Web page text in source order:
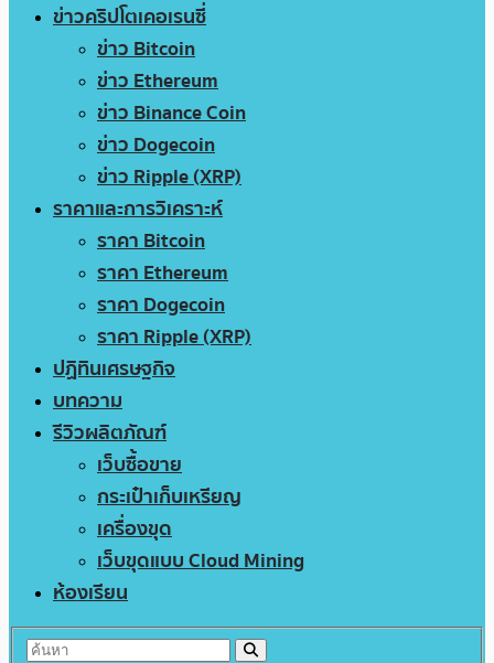
ข่าวคริปโตเคอเรนซี่
ข่าว Bitcoin
ข่าว Ethereum
ข่าว Binance Coin
ข่าว Dogecoin
ข่าว Ripple (XRP)
ราคาและการวิเคราะห์
ราคา Bitcoin
ราคา Ethereum
ราคา Dogecoin
ราคา Ripple (XRP)
ปฏิทินเศรษฐกิจ
บทความ
รีวิวผลิตภัณฑ์
เว็บซื้อขาย
กระเป๋าเก็บเหรียญ
เครื่องขุด
เว็บขุดแบบ Cloud Mining
ห้องเรียน